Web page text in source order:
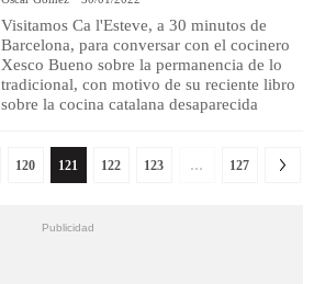
Visitamos Ca l'Esteve, a 30 minutos de
Barcelona, para conversar con el cocinero
Xesco Bueno sobre la permanencia de lo
tradicional, con motivo de su reciente libro
sobre la cocina catalana desaparecida
120 121 122 123 … 127